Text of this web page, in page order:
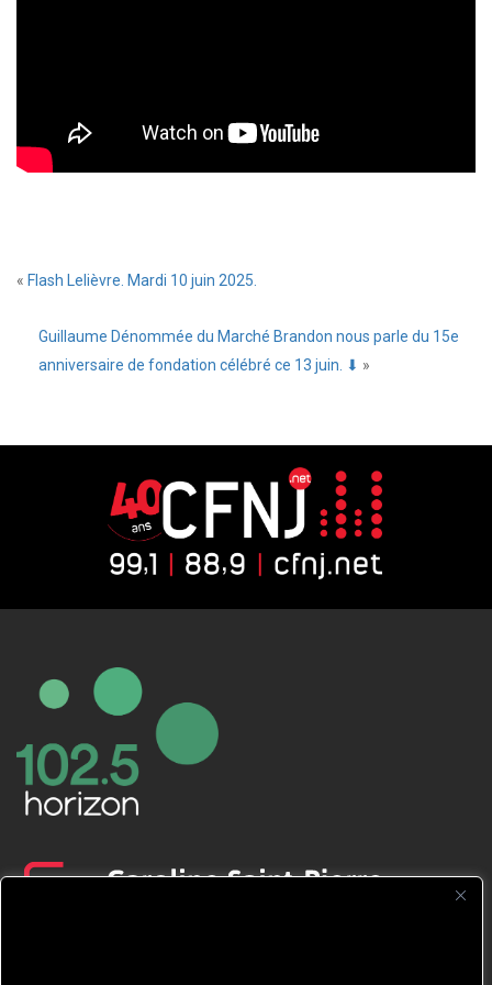
« Flash Lelièvre. Mardi 10 juin 2025.
Guillaume Dénommée du Marché Brandon nous parle du 15e
anniversaire de fondation célébré ce 13 juin. ⬇ »